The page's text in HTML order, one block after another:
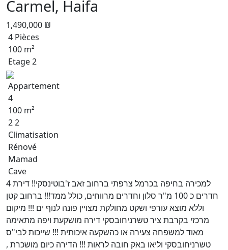
Carmel, Haifa
1,490,000 ₪
4 Pièces
100 m²
Etage 2
Appartement
4
100 m²
2 2
Climatisation
Rénové
Mamad
Cave
למכירה בחיפה בכרמל צרפתי ברחוב זאב ז'בוטינסקי!! דירת 4
חדרים כ 100 מ"ר סלון וחדרים מרווחים, כולל ממד!!! ברחוב קטן
וללא מוצא עורפי ושקט מחולקת מצויין פונה לנוף ים !!! מיקום
מרכזי בקרבת ציר טשרניחובסקי דירה מושקעת ויפה מתאימה
מאוד למשפחה צעירה או כהשקעה איכותית !!! שייכות לבי"ס
טשרניחובסקי וליאו באק חובה לראות !!! הדירה כיום מושכרת ,